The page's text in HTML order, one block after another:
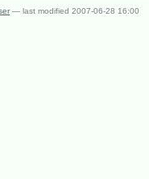
—last modified2007-06-28 16:00